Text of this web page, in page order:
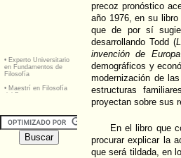
precoz pronóstico
año 1976, en su libro
que de por sí
desarrollando Todd (
invención de Europa
demográficos y
modernización de
estructuras
proyectan sobre sus
En el libro que
procurar explicar la
que será tildada, en